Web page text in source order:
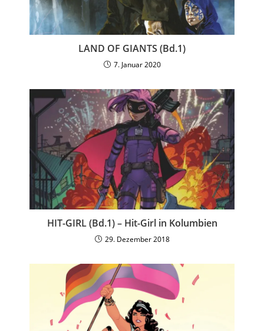
LAND OF GIANTS (Bd.1)
7. Januar 2020
HIT-GIRL (Bd.1) – Hit-Girl in Kolumbien
29. Dezember 2018